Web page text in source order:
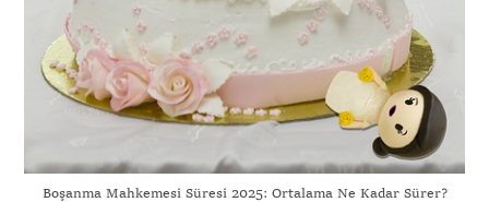
Boşanma Mahkemesi Süresi 2025: Ortalama Ne Kadar Sürer?